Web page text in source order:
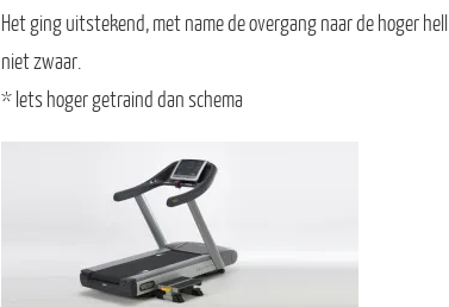
Het ging uitstekend, met name de overgang naar de hoger
niet zwaar.
* Iets hoger getraind dan schema